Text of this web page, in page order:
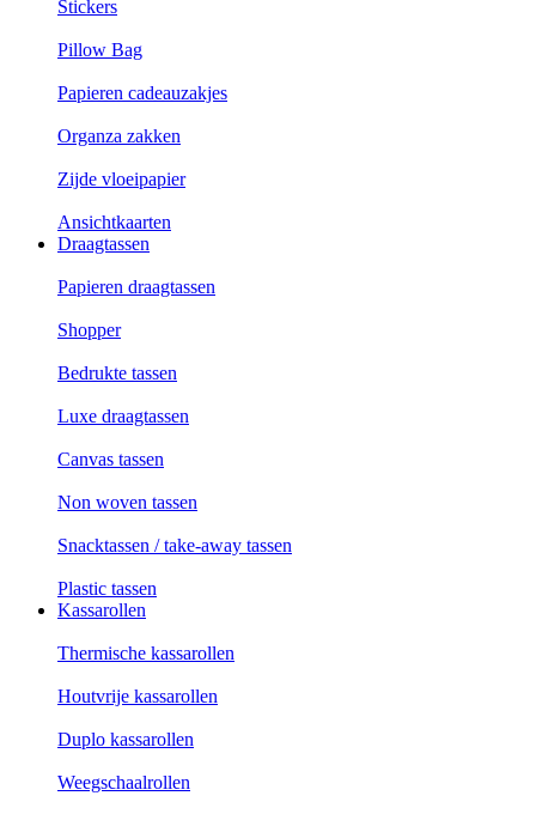
Stickers
Pillow Bag
Papieren cadeauzakjes
Organza zakken
Zijde vloeipapier
Ansichtkaarten
Draagtassen
Papieren draagtassen
Shopper
Bedrukte tassen
Luxe draagtassen
Canvas tassen
Non woven tassen
Snacktassen / take-away tassen
Plastic tassen
Kassarollen
Thermische kassarollen
Houtvrije kassarollen
Duplo kassarollen
Weegschaalrollen